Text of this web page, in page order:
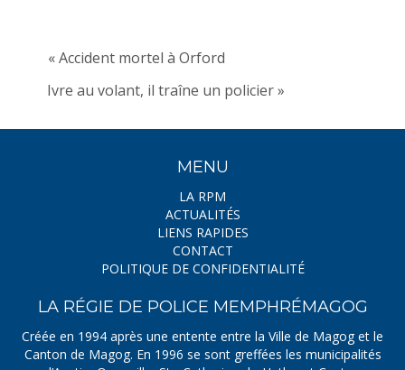
« Accident mortel à Orford
Ivre au volant, il traîne un policier »
MENU
LA RPM
ACTUALITÉS
LIENS RAPIDES
CONTACT
POLITIQUE DE CONFIDENTIALITÉ
LA RÉGIE DE POLICE MEMPHRÉMAGOG
Créée en 1994 après une entente entre la Ville de Magog et le
Canton de Magog. En 1996 se sont greffées les municipalités